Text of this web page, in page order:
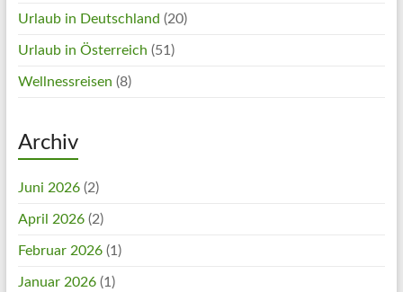
Urlaub in Deutschland (20)
Urlaub in Österreich (51)
Wellnessreisen (8)
Archiv
Juni 2026(2)
April 2026(2)
Februar 2026(1)
Januar 2026(1)